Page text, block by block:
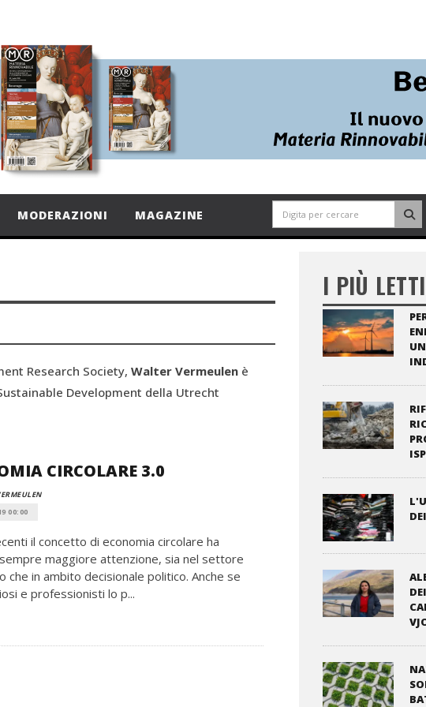
MODERAZIONI MAGAZINE
Research Society, Walter Vermeulen è
Development della Utrecht
CIRCOLARE 3.0
00:00
il concetto di economia circolare ha
maggiore attenzione, sia nel settore
che in ambito decisionale politico. Anche se
e professionisti lo p...
I PIÙ LETTI